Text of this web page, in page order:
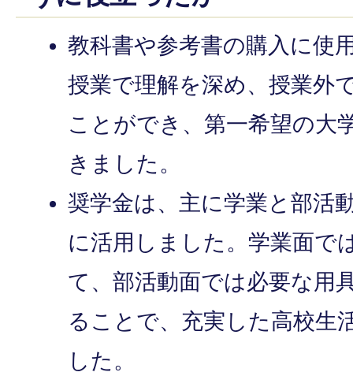
教科書や参考書の購入に使
授業で理解を深め、授業外
ことができ、第一希望の大
きました。
奨学金は、主に学業と部活
に活用しました。学業面で
て、部活動面では必要な用
ることで、充実した高校生
した。